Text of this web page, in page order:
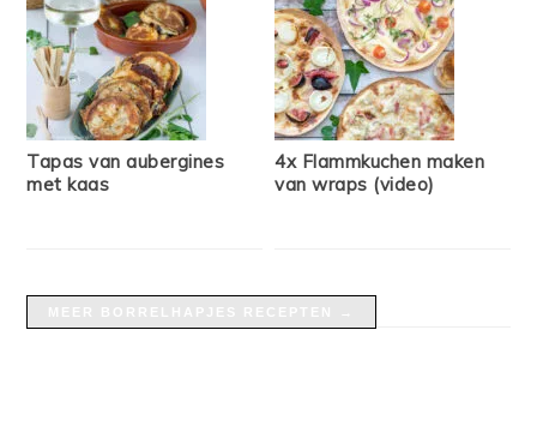
Tapas van aubergines
met kaas
4x Flammkuchen maken
van wraps (video)